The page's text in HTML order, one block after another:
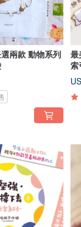
兩款 動物系列
最
索